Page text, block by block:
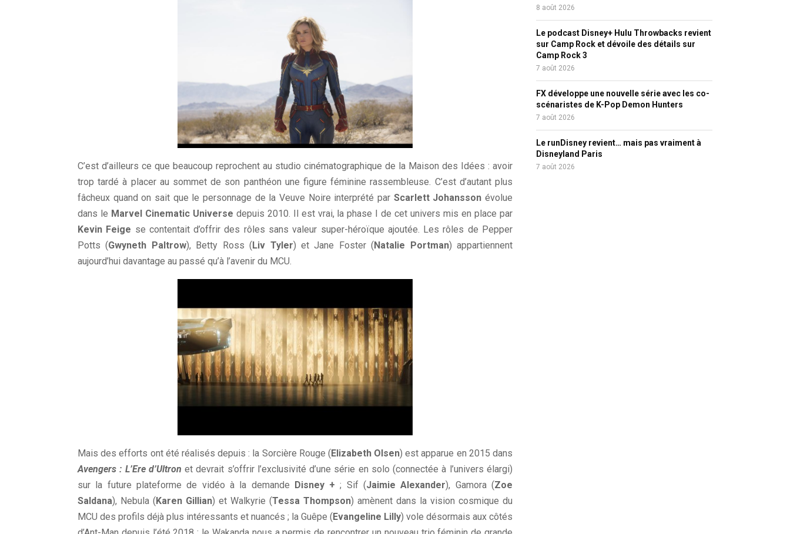
C’est d’ailleurs ce que beaucoup reprochent au studio cinématographique de la Maison des Idées : avoir
trop tardé à placer au sommet de son panthéon une figure féminine rassembleuse. C’est d’autant plus
fâcheux quand on sait que le personnage de la Veuve Noire interprété par Scarlett Johansson évolue
dans le Marvel Cinematic Universe depuis 2010. Il est vrai, la phase I de cet univers mis en place par
Kevin Feige se contentait d’offrir des rôles sans valeur super-héroïque ajoutée. Les rôles de Pepper
Potts (Gwyneth Paltrow), Betty Ross (Liv Tyler) et Jane Foster (Natalie Portman) appartiennent
aujourd’hui davantage au passé qu’à l’avenir du MCU.
Mais des efforts ont été réalisés depuis : la Sorcière Rouge ( Elizabeth Olsen) est apparue en 2015 dans
Avengers : L’Ere d’Ultron et devrait s’offrir l’exclusivité d’une série en solo (connectée à l’univers élargi)
sur la future plateforme de vidéo à la demande
Disney + ; Sif (Jaimie Alexander), Gamora (Zoe
Saldana), Nebula ( Karen Gillian) et Walkyrie (Tessa Thompson) amènent dans la vision cosmique du
MCU des profils déjà plus intéressants et nuancés ; la Guêpe ( Evangeline Lilly) vole désormais aux côtés
8 août 2026
Le podcast Disney+ Hulu Throwbacks revient
sur Camp Rock et dévoile des détails sur
Camp Rock 3
7 août 2026
FX développe une nouvelle série avec les co-
scénaristes de K-Pop Demon Hunters
7 août 2026
Le runDisney revient… mais pas vraiment à
Disneyland Paris
7 août 2026